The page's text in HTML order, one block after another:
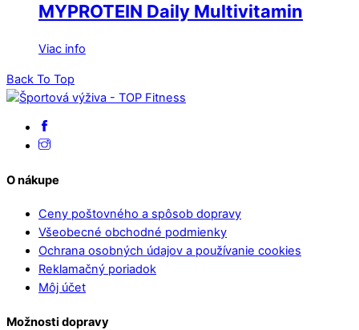
MYPROTEIN Daily Multivitamin
Viac info
Back To Top
O nákupe
Ceny poštovného a spôsob dopravy
Všeobecné obchodné podmienky
Ochrana osobných údajov a používanie cookies
Reklamačný poriadok
Môj účet
Možnosti dopravy